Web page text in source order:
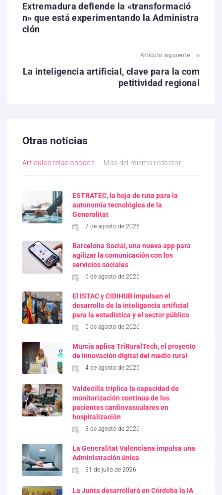
Extremadura defiende la «transformació
n» que está experimentando la Administra
ción
Artículo siguiente
La inteligencia artificial, clave para la com
petitividad regional
Otras noticias
Artículos relacionados Más del mismo redactor
ESTRATEC, la hoja de ruta para la
autonomía tecnológica de la
Generalitat
7 de agosto de 2026
Barcelona Social, una nueva app para
agilizar la comunicación con los
servicios sociales
6 de agosto de 2026
El ISTAC y CIDIHUB impulsan el
desarrollo de la inteligencia artificial
para la estadística y el sector público
5 de agosto de 2026
Murcia aplica TriRuralTech, el proyecto
de innovación digital del medio rural
4 de agosto de 2026
Valdecilla triplica la capacidad de
monitorización continua de los
pacientes cardiovasculares en
hospitalización
3 de agosto de 2026
La Generalitat Valenciana impulsa una
Administración única
31 de julio de 2026
La Junta desarrollará en Córdoba la IA